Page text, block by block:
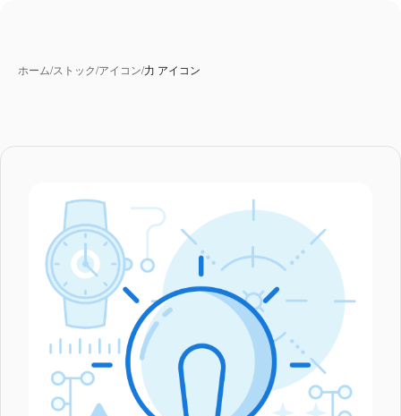
ホーム/ストック/アイコン/力 アイコン